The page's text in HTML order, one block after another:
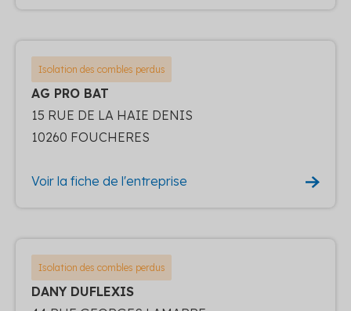
Isolation des combles perdus
AG PRO BAT
15 RUE DE LA HAIE DENIS
10260 FOUCHERES
Voir la fiche de l'entreprise
Isolation des combles perdus
DANY DUFLEXIS